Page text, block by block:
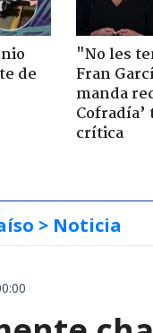
de
"No les
Fran
manda
crítica
> Noticia